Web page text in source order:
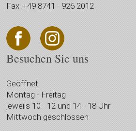
Fax: +49 8741 - 926 2012
Besuchen Sie uns
Geöffnet
Montag - Freitag
jeweils 10 - 12 und 14 - 18 Uhr
Mittwoch geschlossen